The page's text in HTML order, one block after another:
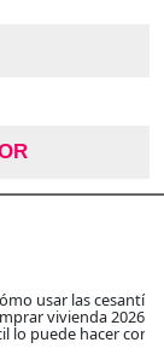
usar las
vivienda 2026?
lo puede hacer con